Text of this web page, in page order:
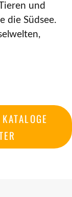
und
die Südsee.